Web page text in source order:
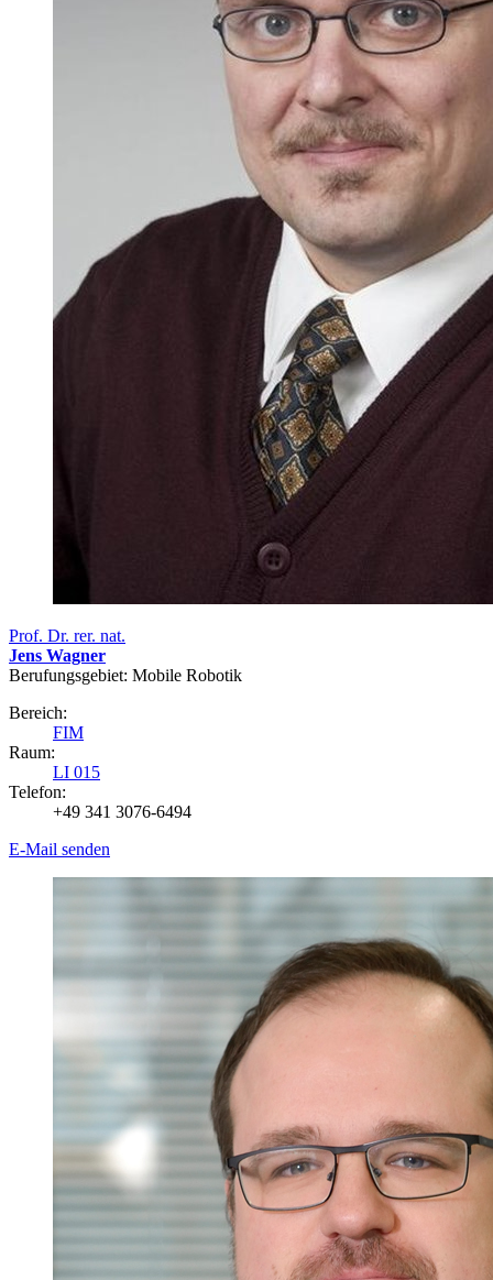
Prof. Dr. rer. nat.
Jens Wagner
Berufungsgebiet: Mobile Robotik
Bereich:
FIM
Raum:
LI 015
Telefon:
+49 341 3076-6494
E-Mail senden